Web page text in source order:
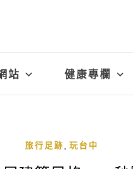
站 健康專欄
旅行足跡 玩台中